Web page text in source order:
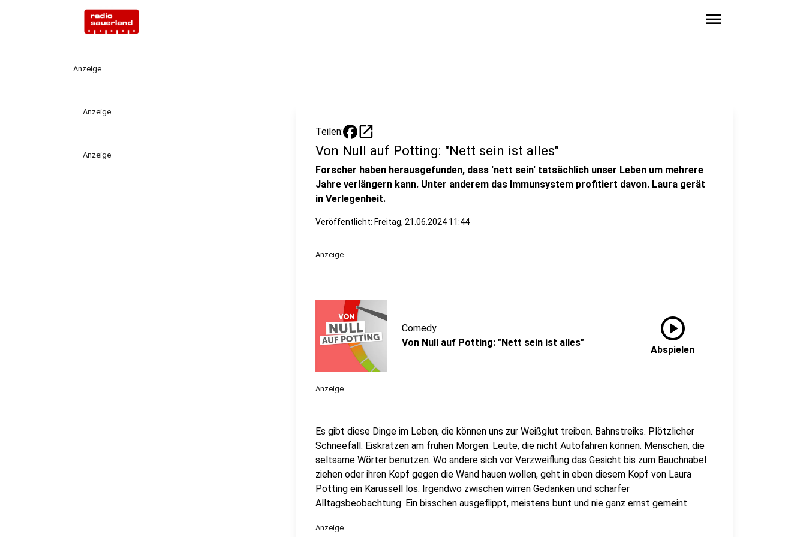
menu
Anzeige
Anzeige
Anzeige
Teilen: open_in_new
Von Null auf Potting: "Nett sein ist alles"
Forscher haben herausgefunden, dass 'nett sein' tatsächlich unser Leben um mehrere
Jahre verlängern kann. Unter anderem das Immunsystem profitiert davon. Laura gerät
in Verlegenheit.
Veröffentlicht: Freitag, 21.06.2024 11:44
Anzeige
Comedy
Von Null auf Potting: "Nett sein ist alles"
play_circle
Abspielen
Anzeige
Es gibt diese Dinge im Leben, die können uns zur Weißglut treiben. Bahnstreiks. Plötzlicher
Schneefall. Eiskratzen am frühen Morgen. Leute, die nicht Autofahren können. Menschen, die
seltsame Wörter benutzen. Wo andere sich vor Verzweiflung das Gesicht bis zum Bauchnabel
ziehen oder ihren Kopf gegen die Wand hauen wollen, geht in eben diesem Kopf von Laura
Potting ein Karussell los. Irgendwo zwischen wirren Gedanken und scharfer
Alltagsbeobachtung. Ein bisschen ausgeflippt, meistens bunt und nie ganz ernst gemeint.
Anzeige